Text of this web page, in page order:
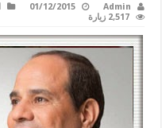
Admin
01/12/2015
2,517 زيارة